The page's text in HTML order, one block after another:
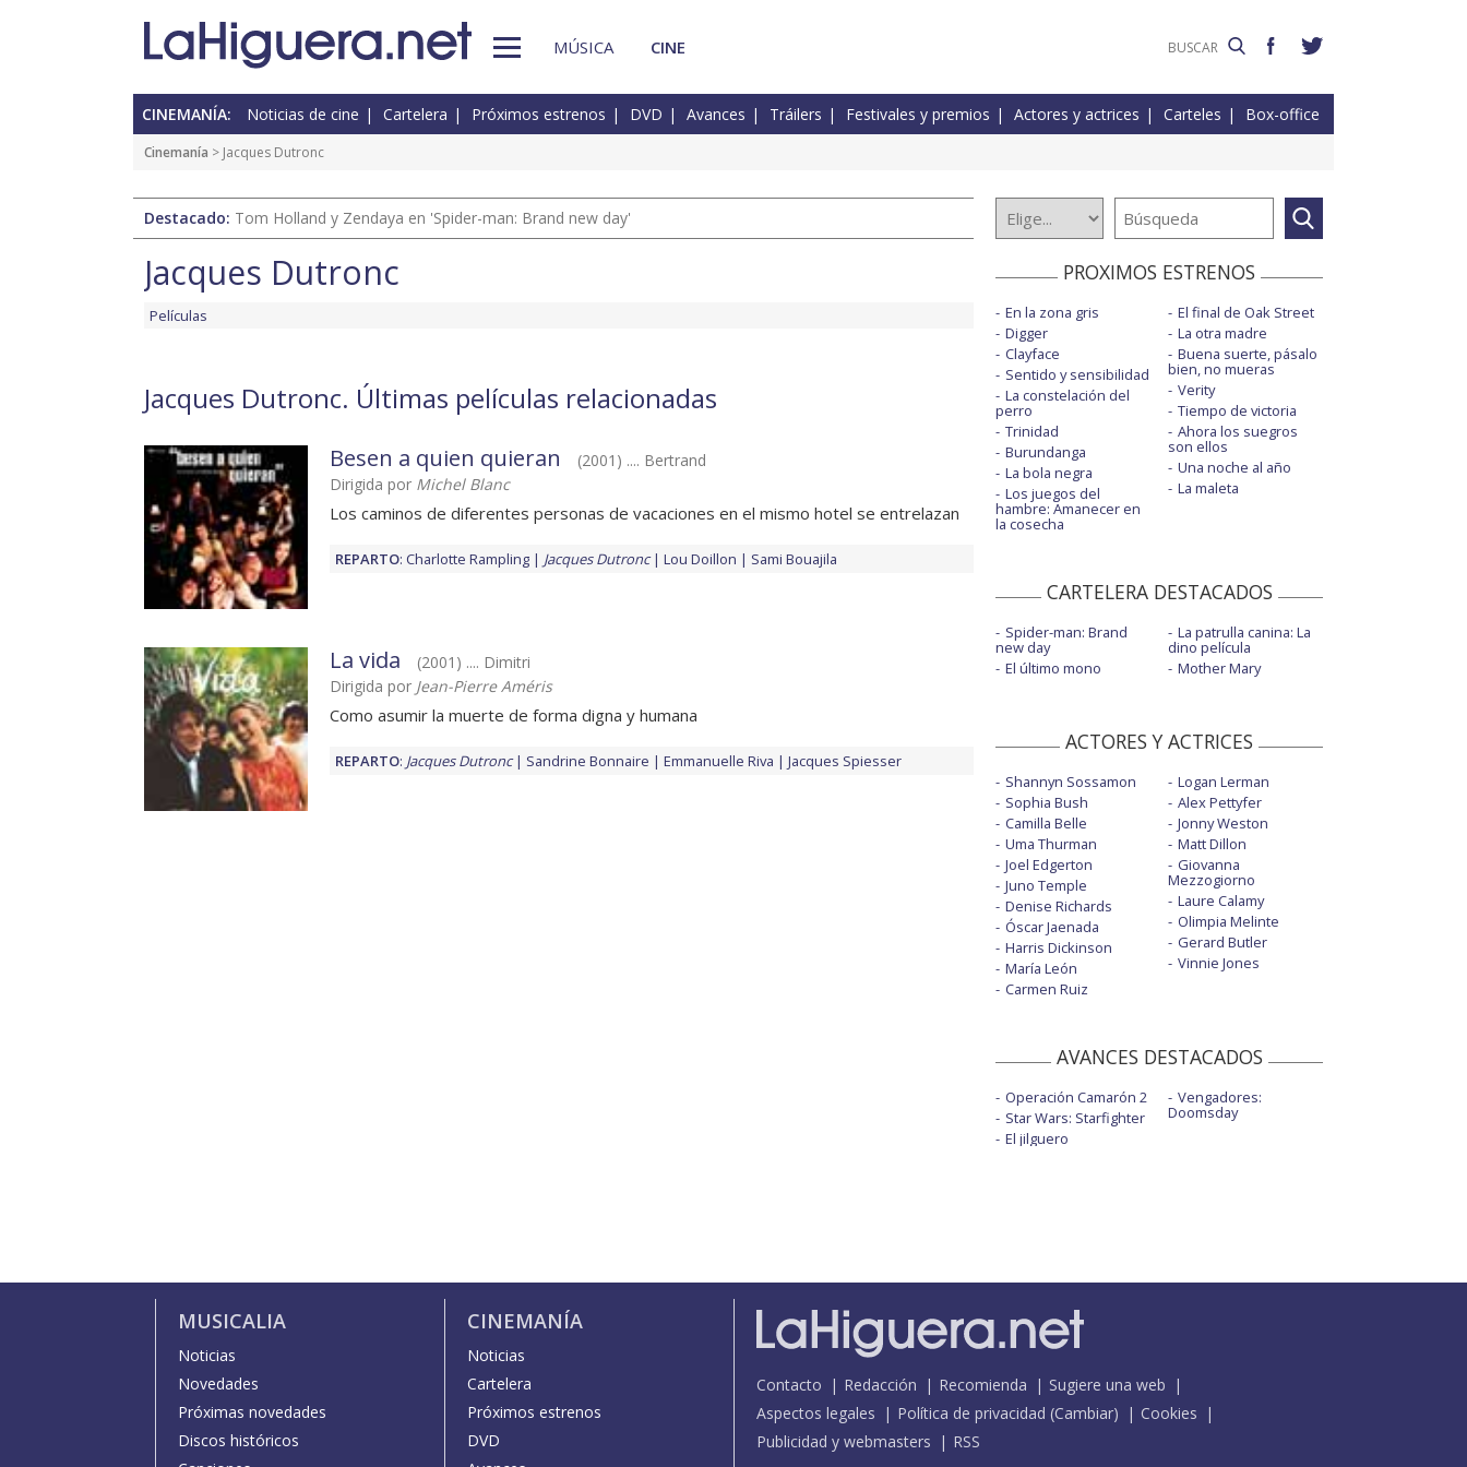
MÚSICA CINE
CINEMANÍA: Noticias de cine Cartelera Próximos estrenos DVD Avances Tráilers Festivales y premios Actores y actrices Carteles Box-office
Cinemanía > Jacques Dutronc
Destacado: Tom Holland y Zendaya en 'Spider-man: Brand new day'
Jacques Dutronc
Películas
Jacques Dutronc. Últimas películas relacionadas
Besen a quien quieran
(2001) .... Bertrand
Dirigida por Michel Blanc
Los caminos de diferentes personas de vacaciones en el mismo hotel se entrelazan
REPARTO: Charlotte Rampling Jacques Dutronc Lou Doillon Sami Bouajila
La vida
(2001) .... Dimitri
Dirigida por Jean-Pierre Améris
Como asumir la muerte de forma digna y humana
REPARTO: Jacques Dutronc Sandrine Bonnaire Emmanuelle Riva Jacques Spiesser
PROXIMOS ESTRENOS
En la zona gris
Digger
Clayface
Sentido y sensibilidad
La constelación del
perro
Trinidad
Burundanga
La bola negra
Los juegos del
hambre: Amanecer en
la cosecha
El final de Oak Street
La otra madre
Buena suerte, pásalo
bien, no mueras
Verity
Tiempo de victoria
Ahora los suegros
son ellos
Una noche al año
La maleta
CARTELERA DESTACADOS
Spider-man: Brand
new day
El último mono
La patrulla canina: La
dino película
Mother Mary
ACTORES Y ACTRICES
Shannyn Sossamon
Sophia Bush
Camilla Belle
Uma Thurman
Joel Edgerton
Juno Temple
Denise Richards
Óscar Jaenada
Harris Dickinson
María León
Carmen Ruiz
Logan Lerman
Alex Pettyfer
Jonny Weston
Matt Dillon
Giovanna
Mezzogiorno
Laure Calamy
Olimpia Melinte
Gerard Butler
Vinnie Jones
AVANCES DESTACADOS
Operación Camarón 2
Star Wars: Starfighter
El jilguero
Vengadores:
Doomsday
MUSICALIA
Noticias
Novedades
Próximas novedades
Discos históricos
CINEMANÍA
Noticias
Cartelera
Próximos estrenos
DVD
Contacto Redacción Recomienda
Sugiere una web
Aspectos legales
Política de privacidad (Cambiar)
Cookies
Publicidad y webmasters
RSS